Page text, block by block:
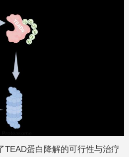
TEAD蛋白降解的可行性与治疗